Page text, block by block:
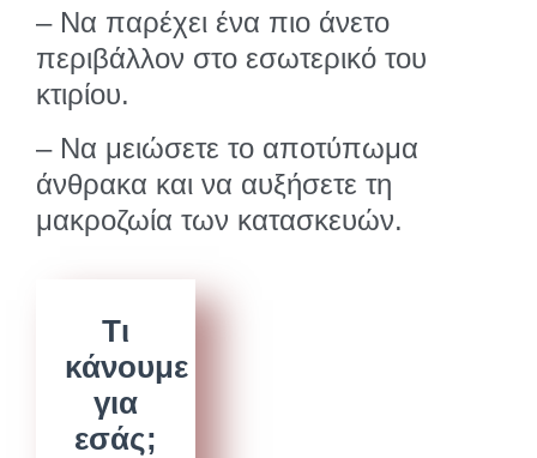
– Να παρέχει ένα πιο άνετο
περιβάλλον στο εσωτερικό του
κτιρίου.
– Να μειώσετε το αποτύπωμα
άνθρακα και να αυξήσετε τη
μακροζωία των κατασκευών.
Τι
κάνουμε
για
εσάς;